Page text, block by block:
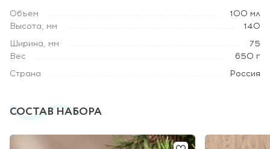
Объем
100 мл
Высота, мм
140
Ширина, мм
75
Вес
650 г
Страна
Россия
СОСТАВ НАБОРА